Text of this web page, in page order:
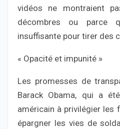
vidéos ne montraient
décombres ou parce
insuffisante pour tirer des
« Opacité et impunité »
Les promesses de
Barack Obama, qui a
américain à privilégier les
épargner les vies de